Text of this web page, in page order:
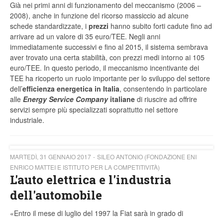
Già nei primi anni di funzionamento del meccanismo (2006 –
2008), anche in funzione del ricorso massiccio ad alcune
schede standardizzate, i prezzi hanno subito forti cadute fino ad
arrivare ad un valore di 35 euro/TEE. Negli anni
immediatamente successivi e fino al 2015, il sistema sembrava
aver trovato una certa stabilità, con prezzi medi intorno ai 105
euro/TEE. In questo periodo, il meccanismo incentivante dei
TEE ha ricoperto un ruolo importante per lo sviluppo del settore
dell’efficienza energetica in Italia, consentendo in particolare
alle Energy Service Company italiane di riuscire ad offrire
servizi sempre più specializzati soprattutto nel settore
industriale.
MARTEDÌ, 31 GENNAIO 2017
SILEO ANTONIO (FONDAZIONE ENI
ENRICO MATTEI E ISTITUTO PER LA COMPETITIVITÀ)
L'auto elettrica e l'industria
dell'automobile
«Entro il mese di luglio del 1997 la Fiat sarà in grado di